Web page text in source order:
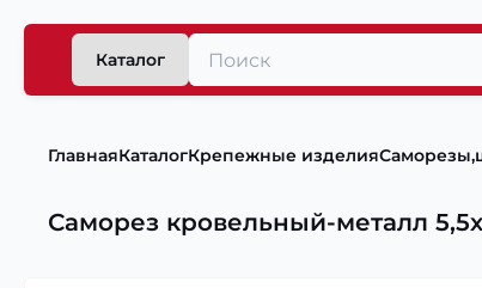
Каталог
ГлавнаяКаталогКрепежные изделия
Саморез кровельный-металл